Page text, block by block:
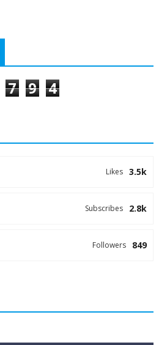
7 9 4
3.5k
Likes
2.8k
Subscribes
849
Followers